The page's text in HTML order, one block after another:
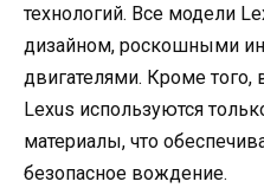
технологий. Все модели
дизайном, роскошными
двигателями. Кроме
Lexus используются
материалы, что
безопасное вождение.